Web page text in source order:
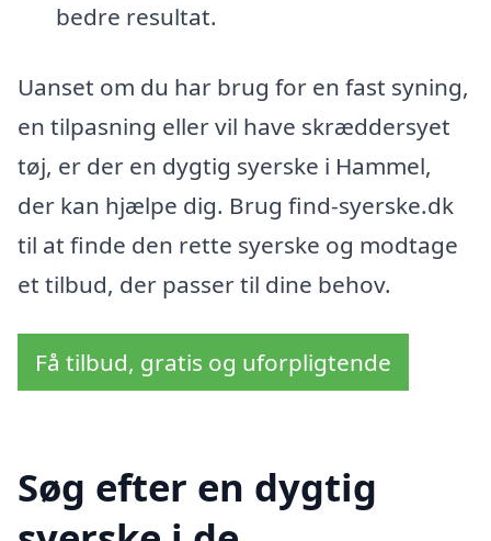
bedre resultat.
Uanset om du har brug for en fast syning,
en tilpasning eller vil have skræddersyet
tøj, er der en dygtig syerske i Hammel,
der kan hjælpe dig. Brug find-syerske.dk
til at finde den rette syerske og modtage
et tilbud, der passer til dine behov.
Få tilbud, gratis og uforpligtende
Søg efter en dygtig